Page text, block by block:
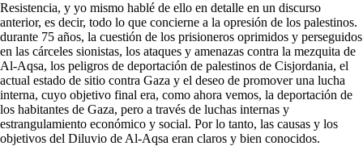
Resistencia, y yo mismo hablé de ello en detalle en un discurso
anterior, es decir, todo lo que concierne a la opresión de los palestinos.
durante 75 años, la cuestión de los prisioneros oprimidos y perseguidos
en las cárceles sionistas, los ataques y amenazas contra la mezquita de
Al-Aqsa, los peligros de deportación de palestinos de Cisjordania, el
actual estado de sitio contra Gaza y el deseo de promover una lucha
interna, cuyo objetivo final era, como ahora vemos, la deportación de
los habitantes de Gaza, pero a través de luchas internas y
estrangulamiento económico y social. Por lo tanto, las causas y los
objetivos del Diluvio de Al-Aqsa eran claros y bien conocidos.